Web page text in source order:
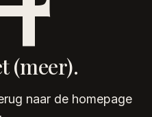
(meer).
naar de homepage